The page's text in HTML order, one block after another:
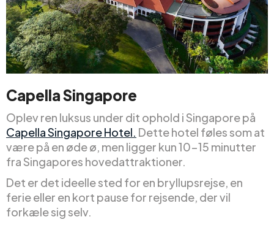
Capella Singapore
Oplev ren luksus under dit ophold i Singapore på
Capella Singapore Hotel. Dette hotel føles som at
være på en øde ø, men ligger kun 10-15 minutter
fra Singapores hovedattraktioner.
Det er det ideelle sted for en bryllupsrejse, en
ferie eller en kort pause for rejsende, der vil
forkæle sig selv.